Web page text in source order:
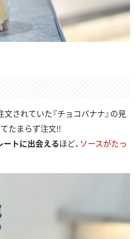
されていた『チョコバナナ』の見
たまらず注文‼
ートに出会えるほど、 ソースがたっ